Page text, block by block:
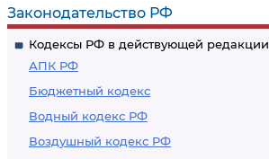
Законодательство РФ
Кодексы РФ в действующей редакции
АПК РФ
Бюджетный кодекс
Водный кодекс РФ
Воздушный кодекс РФ